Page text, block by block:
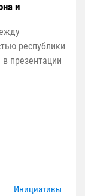
и
республики
презентации
Инициативы